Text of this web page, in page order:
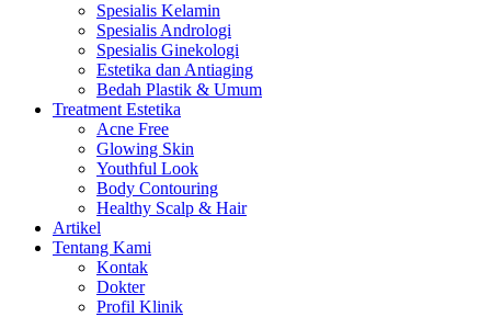
Spesialis Kelamin
Spesialis Andrologi
Spesialis Ginekologi
Estetika dan Antiaging
Bedah Plastik & Umum
Treatment Estetika
Acne Free
Glowing Skin
Youthful Look
Body Contouring
Healthy Scalp & Hair
Artikel
Tentang Kami
Kontak
Dokter
Profil Klinik